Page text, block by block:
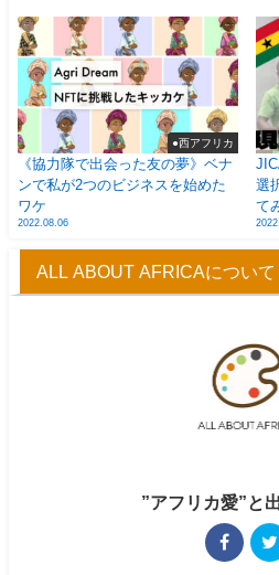
●西アフリカ
《協力隊で出会った友の夢》ベナ
ンで私が2つのビジネスを始めた
ワケ
2022.08.06
選
て
ALL ABOUT AFRICAについて
”アフリカ愛”と